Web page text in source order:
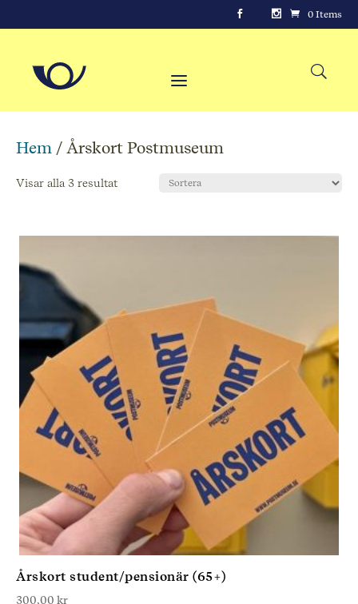
0 Items
Hem / Årskort Postmuseum
Visar alla 3 resultat
Årskort student/pensionär (65+)
300,00 kr